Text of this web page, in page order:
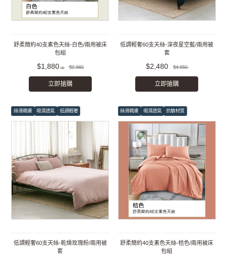
舒柔簡約40支素色天絲-白色/兩用被床
包組
$1,880 $2,880
立即搶購
低調輕奢60支天絲-深夜星空藍/兩用被
套
$2,480 $4,850
立即搶購
絲滑親膚 吸濕透氣 低調輕奢
低調輕奢60支天絲-乾燥玫瑰粉/兩用被
套
絲滑親膚 吸濕透氣 抗敏材質
舒柔簡約40支素色天絲-桔色/兩用被床
包組